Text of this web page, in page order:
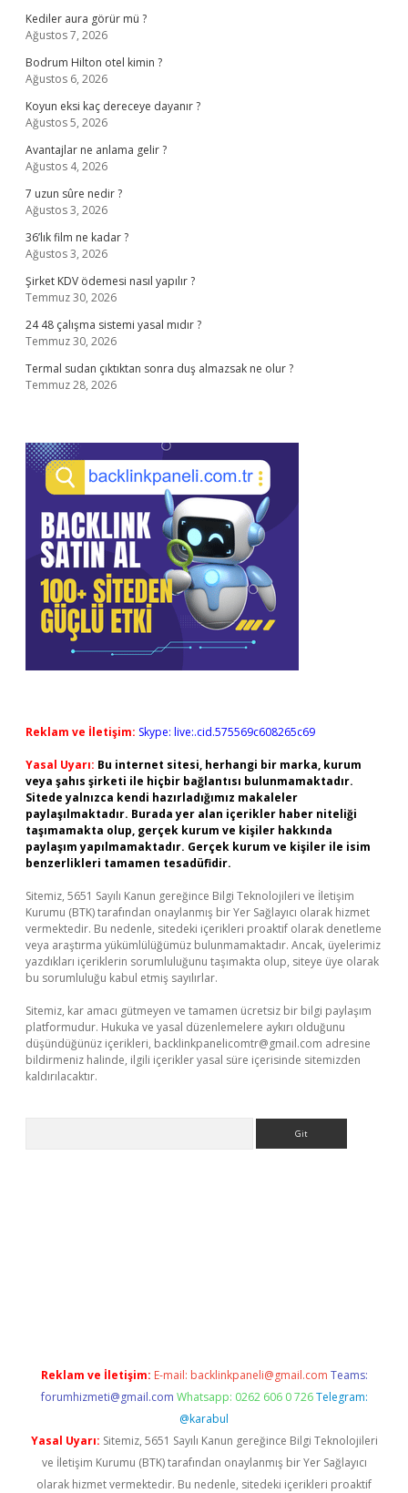
Kediler aura görür mü ?
Ağustos 7, 2026
Bodrum Hilton otel kimin ?
Ağustos 6, 2026
Koyun eksi kaç dereceye dayanır ?
Ağustos 5, 2026
Avantajlar ne anlama gelir ?
Ağustos 4, 2026
7 uzun sûre nedir ?
Ağustos 3, 2026
36’lık film ne kadar ?
Ağustos 3, 2026
Şirket KDV ödemesi nasıl yapılır ?
Temmuz 30, 2026
24 48 çalışma sistemi yasal mıdır ?
Temmuz 30, 2026
Termal sudan çıktıktan sonra duş almazsak ne olur ?
Temmuz 28, 2026
Reklam ve İletişim: Skype: live:.cid.575569c608265c69
Yasal Uyarı: Bu internet sitesi, herhangi bir marka, kurum
veya şahıs şirketi ile hiçbir bağlantısı bulunmamaktadır.
Sitede yalnızca kendi hazırladığımız makaleler
paylaşılmaktadır. Burada yer alan içerikler haber niteliği
taşımamakta olup, gerçek kurum ve kişiler hakkında
paylaşım yapılmamaktadır. Gerçek kurum ve kişiler ile isim
benzerlikleri tamamen tesadüfidir.
Sitemiz, 5651 Sayılı Kanun gereğince Bilgi Teknolojileri ve İletişim
Kurumu (BTK) tarafından onaylanmış bir Yer Sağlayıcı olarak hizmet
vermektedir. Bu nedenle, sitedeki içerikleri proaktif olarak denetleme
veya araştırma yükümlülüğümüz bulunmamaktadır. Ancak, üyelerimiz
yazdıkları içeriklerin sorumluluğunu taşımakta olup, siteye üye olarak
bu sorumluluğu kabul etmiş sayılırlar.
Sitemiz, kar amacı gütmeyen ve tamamen ücretsiz bir bilgi paylaşım
platformudur. Hukuka ve yasal düzenlemelere aykırı olduğunu
düşündüğünüz içerikleri, backlinkpanelicomtr@gmail.com adresine
bildirmeniz halinde, ilgili içerikler yasal süre içerisinde sitemizden
kaldırılacaktır.
Reklam ve İletişim: E-mail: backlinkpaneli@gmail.com Teams:
forumhizmeti@gmail.com Whatsapp: 0262 606 0 726 Telegram:
@karabul
Yasal Uyarı: Sitemiz, 5651 Sayılı Kanun gereğince Bilgi Teknolojileri
ve İletişim Kurumu (BTK) tarafından onaylanmış bir Yer Sağlayıcı
olarak hizmet vermektedir. Bu nedenle, sitedeki içerikleri proaktif